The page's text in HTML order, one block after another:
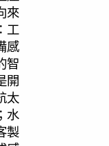
來
工
感
智
開
太
水
製